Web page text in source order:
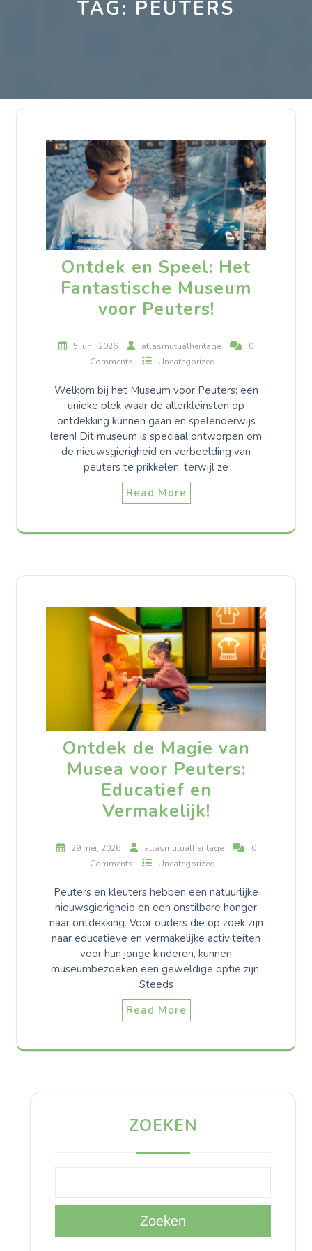
TAG: PEUTERS
Ontdek en Speel: Het
Fantastische Museum
voor Peuters!
5 juni, 2026 atlasmutualheritage
0
Comments
Uncategorized
Welkom bij het Museum voor Peuters: een
unieke plek waar de allerkleinsten op
ontdekking kunnen gaan en spelenderwijs
leren! Dit museum is speciaal ontworpen om
de nieuwsgierigheid en verbeelding van
peuters te prikkelen, terwijl ze
Read More
Ontdek de Magie van
Musea voor Peuters:
Educatief en
Vermakelijk!
29 mei, 2026 atlasmutualheritage
0
Comments
Uncategorized
Peuters en kleuters hebben een natuurlijke
nieuwsgierigheid en een onstilbare honger
naar ontdekking. Voor ouders die op zoek zijn
naar educatieve en vermakelijke activiteiten
voor hun jonge kinderen, kunnen
museumbezoeken een geweldige optie zijn.
Steeds
Read More
ZOEKEN
Zoeken